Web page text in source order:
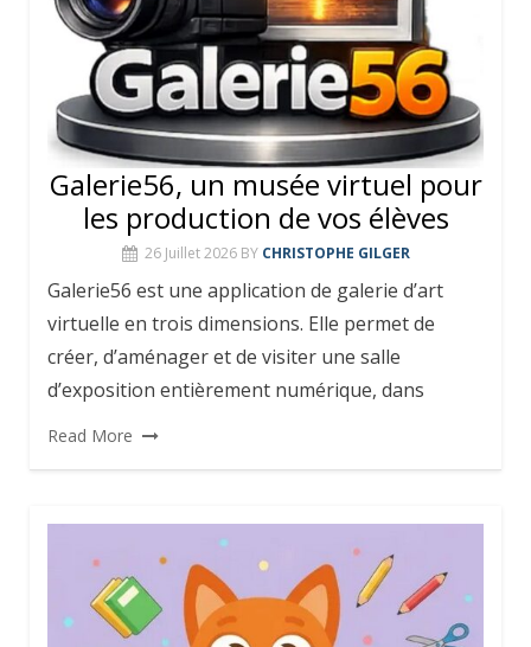
Galerie56, un musée virtuel pour
les production de vos élèves
26 Juillet 2026 BY CHRISTOPHE GILGER
Galerie56 est une application de galerie d’art
virtuelle en trois dimensions. Elle permet de
créer, d’aménager et de visiter une salle
d’exposition entièrement numérique, dans
Read More